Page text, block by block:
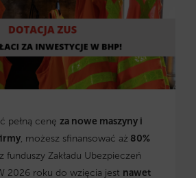
pełną cenę za nowe maszyny i
, możesz sfinansować aż80%
funduszy Zakładu Ubezpieczeń
2026 roku do wzięcia jest nawet